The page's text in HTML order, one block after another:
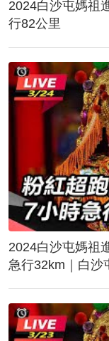
2024白沙屯媽祖進
行82公里
2024白沙屯媽祖
急行32km｜白沙